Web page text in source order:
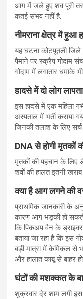
आग में जले हुए शव पूरी
कतई संभव नहीं है.
नीमराना क्षेत्र में हुआ
यह घटना कोटपूतली
पैमाने पर स्क्रैप गोदाम
गोदाम में लगातार धमाके
हादसे में दो लोग लापता
इस हादसे में एक महिला
अस्पताल में भर्ती कराया
जिनकी तलाश के लिए
DNAसे होगी मृतकों
मृतकों की पहचान के लिए
शवों की हालत इतनी
क्या है आग लगने की
प्राथमिक जानकारी के
कारण आग भड़की हो
कि पिकअप वैन के ड्राइवर
बताया जा रहा है कि इस
बड़ी मात्रा में केमिकल
और हालात काबू से बाहर
घंटों की मशक्कत के
शुक्रवार देर शाम लगी